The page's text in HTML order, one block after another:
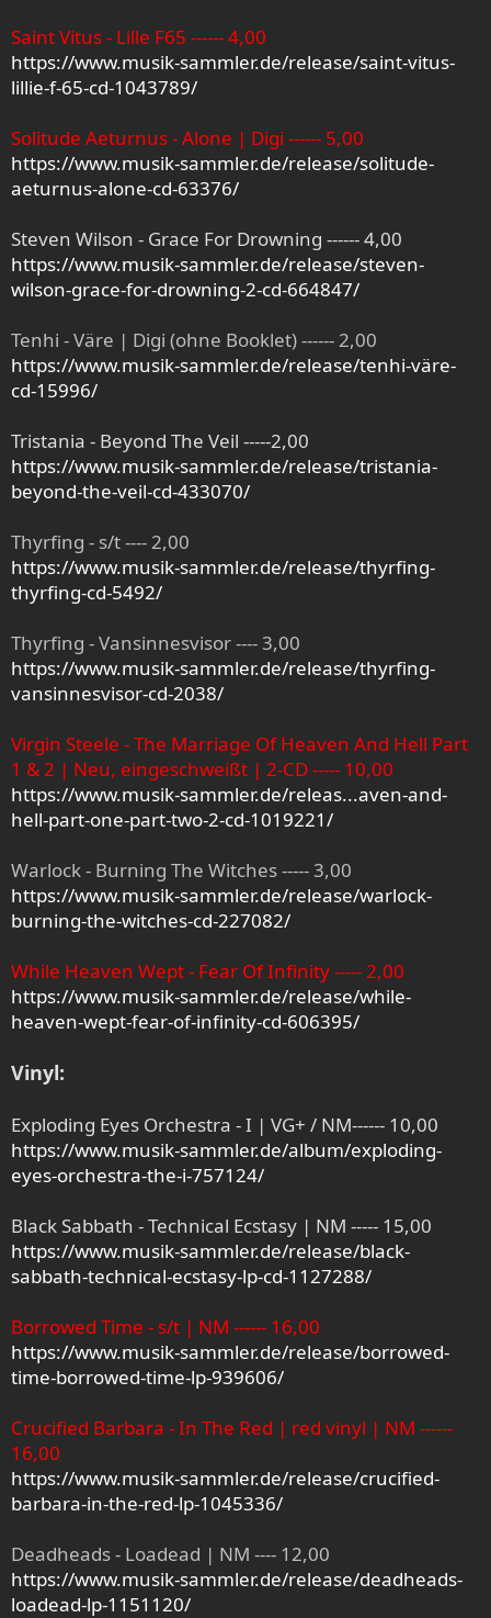
Saint Vitus - Lille F65 ------ 4,00
https://www.musik-sammler.de/release/saint-vitus-
lillie-f-65-cd-1043789/
Solitude Aeturnus - Alone | Digi ------ 5,00
https://www.musik-sammler.de/release/solitude-
aeturnus-alone-cd-63376/
Steven Wilson - Grace For Drowning ------ 4,00
https://www.musik-sammler.de/release/steven-
wilson-grace-for-drowning-2-cd-664847/
Tenhi - Väre | Digi (ohne Booklet) ------ 2,00
https://www.musik-sammler.de/release/tenhi-väre-
cd-15996/
Tristania - Beyond The Veil -----2,00
https://www.musik-sammler.de/release/tristania-
beyond-the-veil-cd-433070/
Thyrfing - s/t ---- 2,00
https://www.musik-sammler.de/release/thyrfing-
thyrfing-cd-5492/
Thyrfing - Vansinnesvisor ---- 3,00
https://www.musik-sammler.de/release/thyrfing-
vansinnesvisor-cd-2038/
Virgin Steele - The Marriage Of Heaven And Hell Part
1 & 2 | Neu, eingeschweißt | 2-CD ----- 10,00
https://www.musik-sammler.de/releas...aven-and-
hell-part-one-part-two-2-cd-1019221/
Warlock - Burning The Witches ----- 3,00
https://www.musik-sammler.de/release/warlock-
burning-the-witches-cd-227082/
While Heaven Wept - Fear Of Infinity ----- 2,00
https://www.musik-sammler.de/release/while-
heaven-wept-fear-of-infinity-cd-606395/
Vinyl:
Exploding Eyes Orchestra - I | VG+ / NM------ 10,00
https://www.musik-sammler.de/album/exploding-
eyes-orchestra-the-i-757124/
Black Sabbath - Technical Ecstasy | NM ----- 15,00
https://www.musik-sammler.de/release/black-
sabbath-technical-ecstasy-lp-cd-1127288/
Borrowed Time - s/t | NM ------ 16,00
https://www.musik-sammler.de/release/borrowed-
time-borrowed-time-lp-939606/
Crucified Barbara - In The Red | red vinyl | NM ------
16,00
https://www.musik-sammler.de/release/crucified-
barbara-in-the-red-lp-1045336/
Deadheads - Loadead | NM ---- 12,00
https://www.musik-sammler.de/release/deadheads-
loadead-lp-1151120/